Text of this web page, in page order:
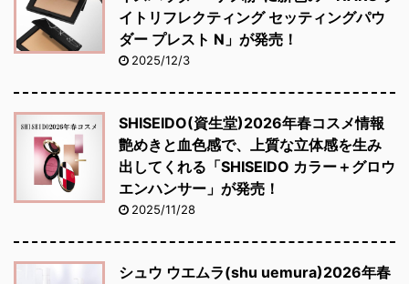
イトリフレクティング セッティングパウ
ダー プレスト N」が発売！
2025/12/3
SHISEIDO(資生堂)2026年春コスメ情報
艶めきと血色感で、上質な立体感を生み
出してくれる「SHISEIDO カラー＋グロウ
エンハンサー」が発売！
2025/11/28
シュウ ウエムラ(shu uemura)2026年春